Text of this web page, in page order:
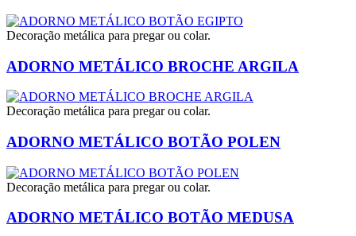
Decoração metálica para pregar ou colar.
ADORNO METÁLICO BROCHE ARGILA
Decoração metálica para pregar ou colar.
ADORNO METÁLICO BOTÃO POLEN
Decoração metálica para pregar ou colar.
ADORNO METÁLICO BOTÃO MEDUSA